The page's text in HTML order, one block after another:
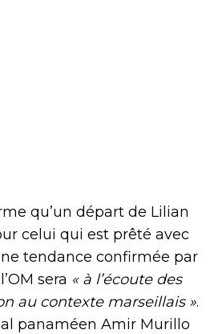
qu’un départ de Lilian
celui qui est prêté avec
tendance confirmée par
sera « à l’écoute des
au contexte marseillais ».
panaméen Amir Murillo